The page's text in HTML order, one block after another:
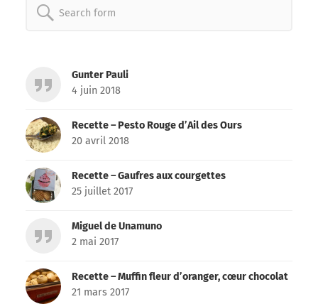
Search
Gunter Pauli
4 juin 2018
Recette – Pesto Rouge d’Ail des Ours
20 avril 2018
Recette – Gaufres aux courgettes
25 juillet 2017
Miguel de Unamuno
2 mai 2017
Recette – Muffin fleur d’oranger, cœur chocolat
21 mars 2017